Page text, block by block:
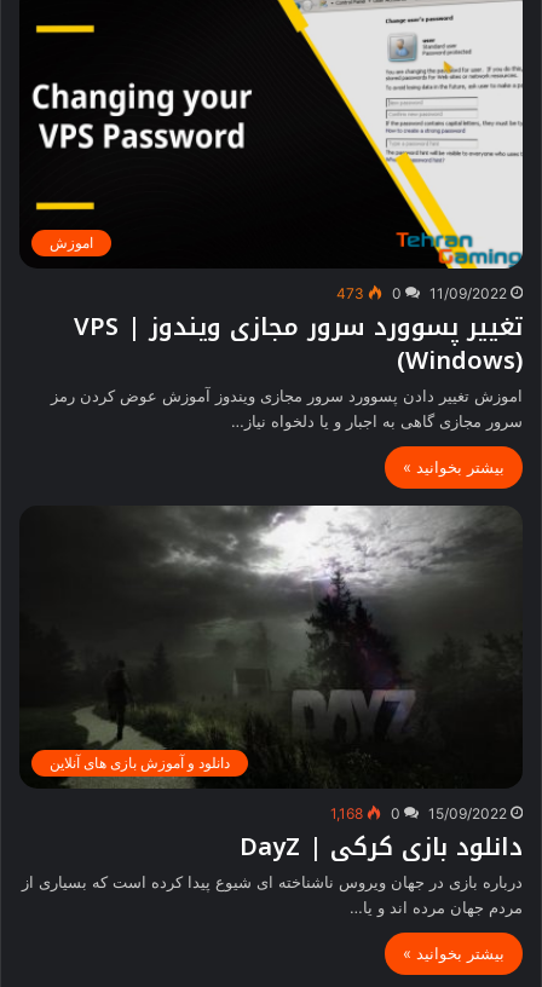
اموزش
11/09/2022
0
473
تغییر پسوورد سرور مجازی ویندوز | VPS
(Windows)
اموزش تغییر دادن پسوورد سرور مجازی ویندوز آموزش عوض کردن رمز
سرور مجازی گاهی به اجبار و یا دلخواه نیاز…
بیشتر بخوانید »
دانلود و آموزش بازی های آنلاین
15/09/2022
0
1,168
دانلود بازی کرکی | DayZ
درباره بازی در جهان ویروس ناشناخته ای شیوع پیدا کرده است که بسیاری از
مردم جهان مرده اند و یا…
بیشتر بخوانید »